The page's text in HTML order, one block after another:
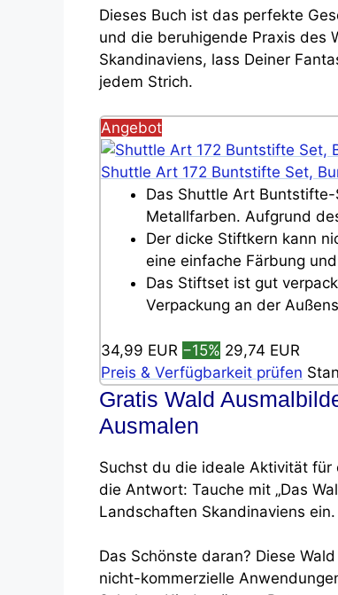
Dieses Buch ist das perfekte
und die beruhigende Praxis des
Skandinaviens, lass Deiner
jedem Strich.
Angebot
Shuttle Art 172 Buntstifte Set,
Das Shuttle Art
Metallfarben. Aufgrund
Der dicke Stiftkern kann
eine einfache Färbung
Das Stiftset ist gut
Verpackung an der
34,99 EUR −15% 29,74 EUR
Preis & Verfügbarkeit prüfen
Gratis Wald
Ausmalen
Suchst du die ideale Aktivität für
die Antwort: Tauche mit „Das
Landschaften Skandinaviens ein.
Das Schönste daran? Diese
nicht-kommerzielle